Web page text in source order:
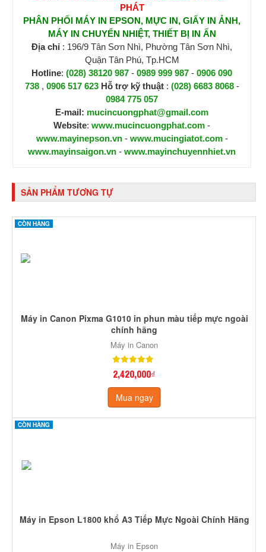
PHÁT
PHÂN PHỐI MÁY IN EPSON, MỰC IN, GIẤY IN ẢNH,
MÁY IN CHUYỂN NHIỆT, THIẾT BỊ IN ẤN
Địa chỉ : 196/9 Tân Sơn Nhì, Phường Tân Sơn Nhì,
Quận Tân Phú, Tp.HCM
Hotline: (028) 38120 987 - 0989 999 987 - 0906 090
738, 0906 517 623 Hỗ trợ kỹ thuật : (028) 6683 8068-
0984 775 057
E-mail: mucincuongphat@gmail.com
Website: www.mucincuongphat.com -
www.mayinepson.vn- www.mucingiatot.com-
www.mayinsaigon.vn - www.mayinchuyennhiet.vn
SẢN PHẨM TƯƠNG TỰ
CÒN HÀNG
Máy in Canon Pixma G1010 in phun màu tiếp mực ngoài
chính hãng
Máy in Canon
2,420,000₫
Mua ngay
CÒN HÀNG
Máy in Epson L1800 khổ A3 Tiếp Mực Ngoài Chính Hãng
Máy in Epson